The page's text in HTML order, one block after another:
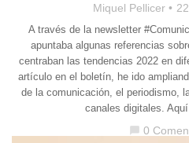
Miquel Pellicer
A través de la newsletter
apuntaba algunas referencias
centraban las tendencias 2022 en
artículo en el boletín, he ido
de la comunicación, el periodismo,
canales digitales.
0